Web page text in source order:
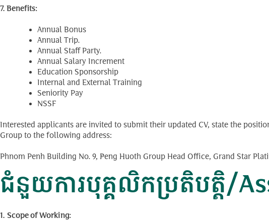
7. Benefits:
Annual Bonus
Annual Trip.
Annual Staff Party.
Annual Salary Increment
Education Sponsorship
Internal and External Training
Seniority Pay
NSSF
Interested applicants are invited to submit their updated CV, state the
Group to the following address:
Phnom Penh Building No. 9, Peng Huoth Group Head Office, Grand Star
ជំនួយការបុគ្គលិកប្រតិបត្តិ/
1. Scope of Working: